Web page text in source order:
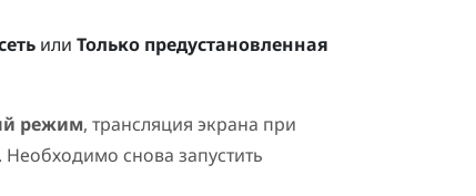
или Только предустановленная
режим, трансляция экрана при
снова запустить